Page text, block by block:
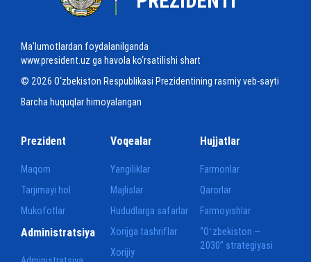
Ma'lumotlardan foydalanilganda
www.president.uz ga havola ko‘rsatilishi shart
© 2026 O‘zbekiston Respublikasi Prezidentining rasmiy veb-sayti
Barcha huquqlar himoyalangan
Prezident
Maqom
Tarjimayi hol
Mukofotlar
Voqealar
Yangiliklar
Majlislar
Hududlarga safarlar
Xorijga tashriflar
Xorijiy
Hujjatlar
Farmonlar
Qarorlar
Farmoyishlar
“Oʻzbekiston —
2030” strategiyasi
Administratsiya